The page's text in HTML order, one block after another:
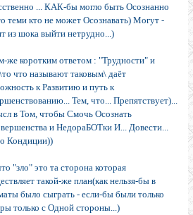
... КАК-бы могло быть Осознанно
теми кто не может Осознавать) Могут -
из шока выйти нетрудно...)
же коротким ответом : "Трудности" и
что называют таковым\ даёт
к Развитию и путь к
Тем, что... Препятствует)...
в Том, чтобы Смочь Осознать
и НедораБОТки И... Довести...
Кондиции))
"зло" это та сторона которая
такой-же план(как нельзя-бы в
было сыграть - если-бы были только
только с Одной стороны...)